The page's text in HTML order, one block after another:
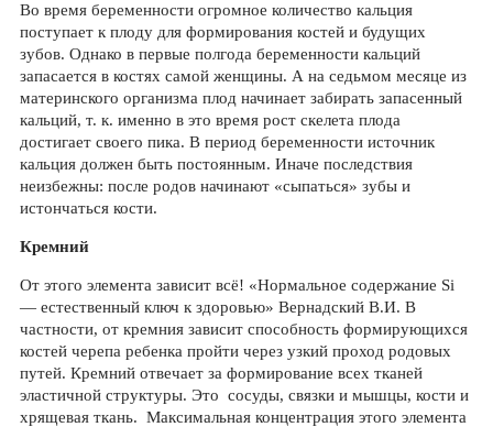
Во время беременности огромное количество кальция
поступает к плоду для формирования костей и будущих
зубов. Однако в первые полгода беременности кальций
запасается в костях самой женщины. А на седьмом месяце из
материнского организма плод начинает забирать запасенный
кальций, т. к. именно в это время рост скелета плода
достигает своего пика. В период беременности источник
кальция должен быть постоянным. Иначе последствия
неизбежны: после родов начинают «сыпаться» зубы и
истончаться кости.
Кремний
От этого элемента зависит всё! «Нормальное содержание Si
— естественный ключ к здоровью» Вернадский В.И. В
частности, от кремния зависит способность формирующихся
костей черепа ребенка пройти через узкий проход родовых
путей. Кремний отвечает за формирование всех тканей
эластичной структуры. Это сосуды, связки и мышцы, кости и
хрящевая ткань. Максимальная концентрация этого элемента